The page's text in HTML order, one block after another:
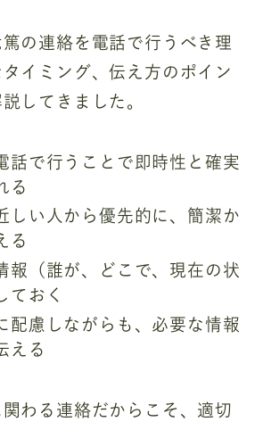
の連絡を電話で行うべき理
イミング、伝え方のポイン
してきました。
話で行うことで即時性と確実
る
しい人から優先的に、簡潔か
る
報（誰が、どこで、現在の状
ておく
配慮しながらも、必要な情報
える
わる連絡だからこそ、適切